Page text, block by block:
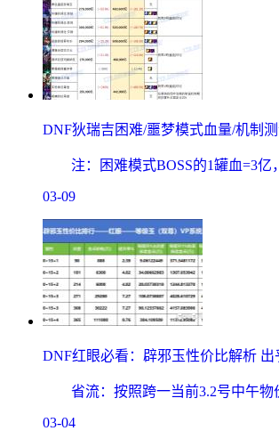
DNF狄瑞吉困难/噩梦模式血量/机制
注：困难模式BOSS的1罐血=3亿
03-09
DNF红眼必看：辟邪玉性价比解析 出
省流：按照跨一当前3.2号中午物
03-04